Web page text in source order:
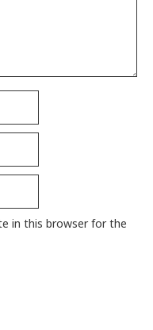
in this browser for the